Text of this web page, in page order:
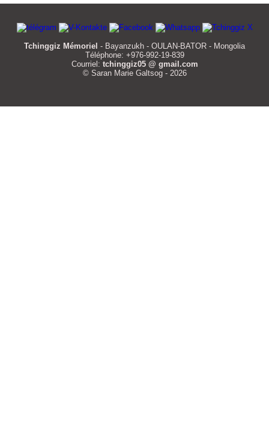
Tchinggiz Mémoriel - Bayanzukh - OULAN-BATOR - Mongolia
Téléphone: +976-992-19-839
Courriel: tchinggiz05 @ gmail.com
© Saran Marie Galtsog - 2026